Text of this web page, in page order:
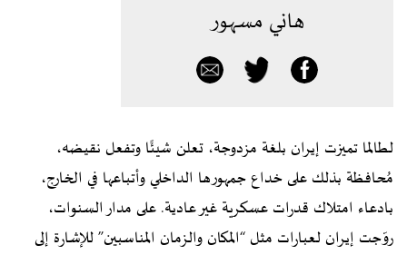
هاني مسهور
لطالما تميزت إيران بلغة مزدوجة، تعلن شيئًا وتفعل نقيضه،
مُحافظة بذلك على خداع جمهورها الداخلي وأتباعها في الخارج،
بادعاء امتلاك قدرات عسكرية غير عادية. على مدار السنوات،
روّجت إيران لعبارات مثل “المكان والزمان المناسبين” للإشارة إلى